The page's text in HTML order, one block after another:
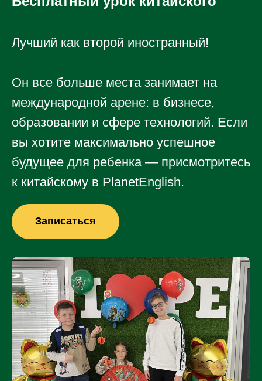
Лучший как второй иностранный!
Он все больше места занимает на
международной арене: в бизнесе,
образовании и сфере технологий. Если
вы хотите максимально успешное
будущее для ребенка — присмотритесь
к китайскому в PlanetEnglish.
Записаться
любимыми
кэмпами в
PlanetEnglish
круглый год!